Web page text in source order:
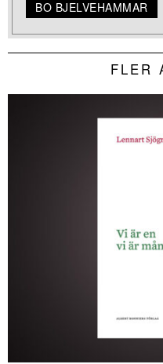
BO BJELVEHAMMAR
FLER